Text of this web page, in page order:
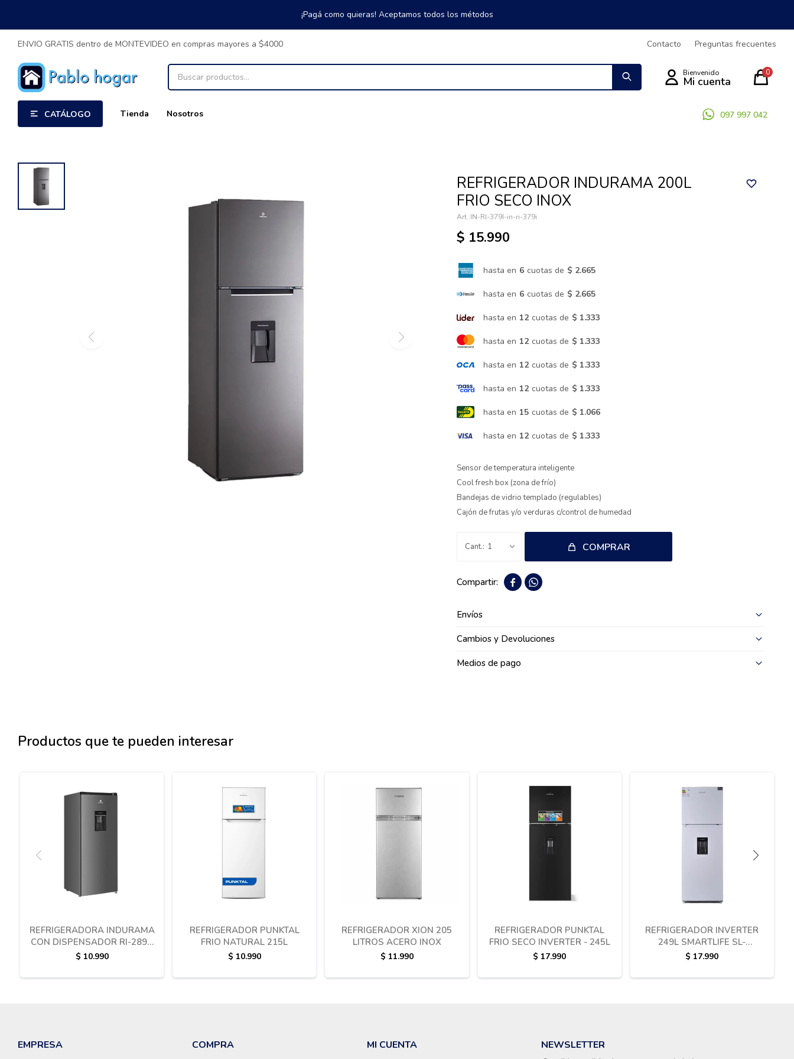
¡Pagá como quieras! Aceptamos todos los métodos
CATÁLOGO Tienda Nosotros 097 997 042
0
ENVIO GRATIS dentro de MONTEVIDEO en compras mayores a $4000 Contacto Preguntas frecuentes
REFRIGERADOR INDURAMA 200L
FRIO SECO INOX
IN-RI-379I-in-ri-379i
$ 15.990
hasta en 6 cuotas de $ 2.665
hasta en 6 cuotas de $ 2.665
hasta en 12 cuotas de $ 1.333
hasta en 12 cuotas de $ 1.333
hasta en 12 cuotas de $ 1.333
hasta en 12 cuotas de $ 1.333
hasta en 15 cuotas de $ 1.066
hasta en 12 cuotas de $ 1.333
Sensor de temperatura inteligente
Cool fresh box (zona de frío)
Bandejas de vidrio templado (regulables)
Cajón de frutas y/o verduras c/control de humedad
1 COMPRAR
 
Envíos
Cambios y Devoluciones
Medios de pago
Productos que te pueden interesar
REFRIGERADORA INDURAMA
CON DISPENSADOR RI-289D
173 LITROS
$ 10.990
REFRIGERADOR PUNKTAL
FRIO NATURAL 215L
$ 10.990
REFRIGERADOR XION 205
LITROS ACERO INOX
$ 11.990
REFRIGERADOR PUNKTAL
FRIO SECO INVERTER - 245L
$ 17.990
REFRIGERADOR INVERTER
249L SMARTLIFE SL-
RNF270WD
$ 17.990
EMPRESA COMPRA MI CUENTA NEWSLETTER